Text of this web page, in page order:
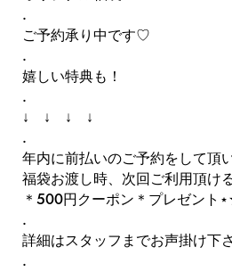
.
ご予約承り中です♡
.
嬉しい特典も！
.
↓ ↓ ↓ ↓
.
年内に前払いのご予約をして頂
福袋お渡し時、次回ご利用頂け
＊500円クーポン＊プレゼント
.
詳細はスタッフまでお声掛け下
.